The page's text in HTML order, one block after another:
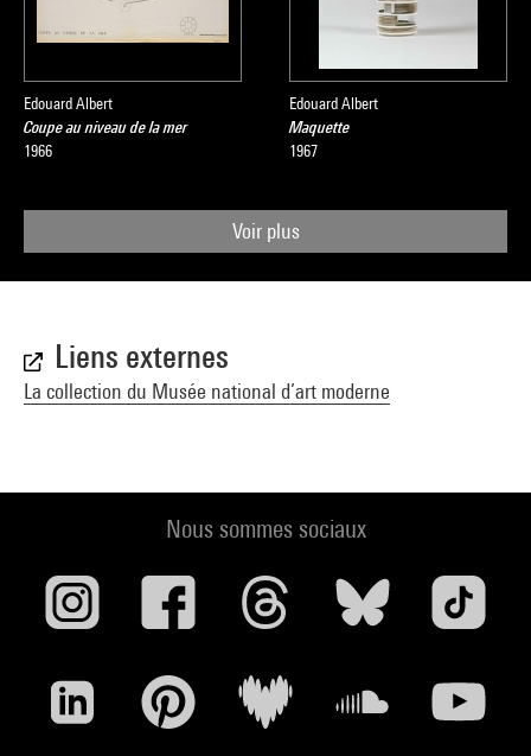
Edouard Albert
Coupe au niveau de la mer
1966
Edouard Albert
Maquette
1967
Voir plus
Liens externes
La collection du Musée national d’art moderne
Nous sommes sociaux